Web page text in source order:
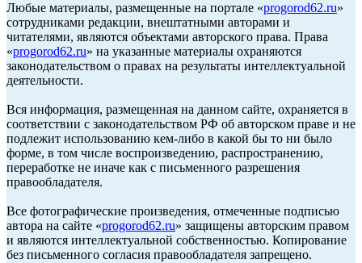
Любые материалы, размещенные на портале «progorod62.ru»
сотрудниками редакции, внештатными авторами и
читателями, являются объектами авторского права. Права
«progorod62.ru» на указанные материалы охраняются
законодательством о правах на результаты интеллектуальной
деятельности.
Вся информация, размещенная на данном сайте, охраняется в
соответствии с законодательством РФ об авторском праве и не
подлежит использованию кем-либо в какой бы то ни было
форме, в том числе воспроизведению, распространению,
переработке не иначе как с письменного разрешения
правообладателя.
Все фотографические произведения, отмеченные подписью
автора на сайте «progorod62.ru» защищены авторским правом
и являются интеллектуальной собственностью. Копирование
без письменного согласия правообладателя запрещено.